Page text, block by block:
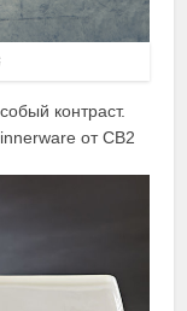
контраст.
от CB2